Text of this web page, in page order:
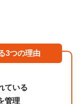
3つの理由
ている
管理